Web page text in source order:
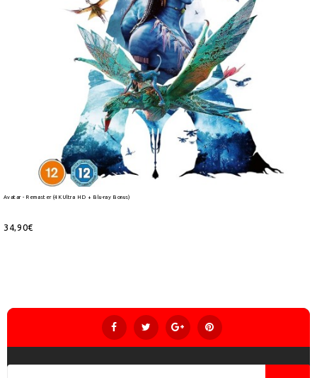
Avatar - Remaster (4K Ultra HD + Blu-ray Bonus)
34,90€